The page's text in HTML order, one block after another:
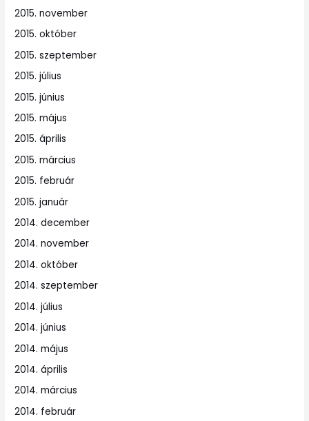
2015. november
2015. október
2015. szeptember
2015. július
2015. június
2015. május
2015. április
2015. március
2015. február
2015. január
2014. december
2014. november
2014. október
2014. szeptember
2014. július
2014. június
2014. május
2014. április
2014. március
2014. február